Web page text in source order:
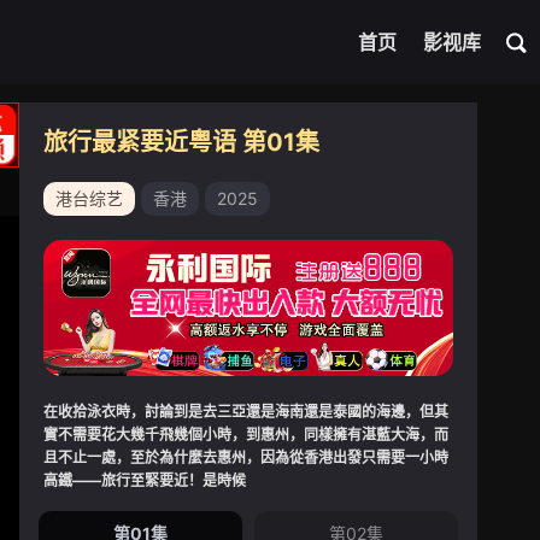
首页 影视库
旅行最紧要近粤语 第01集
港台综艺 香港 2025
在收拾泳衣時，討論到是去三亞還是海南還是泰國的海邊，但其
實不需要花大幾千飛幾個小時，到惠州，同樣擁有湛藍大海，而
且不止一處，至於為什麼去惠州，因為從香港出發只需要一小時
高鐵——旅行至緊要近！是時候
第01集 第02集